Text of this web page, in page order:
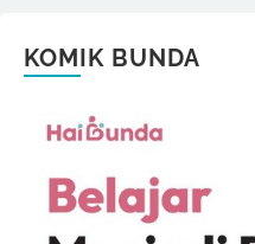
KOMIK BUNDA